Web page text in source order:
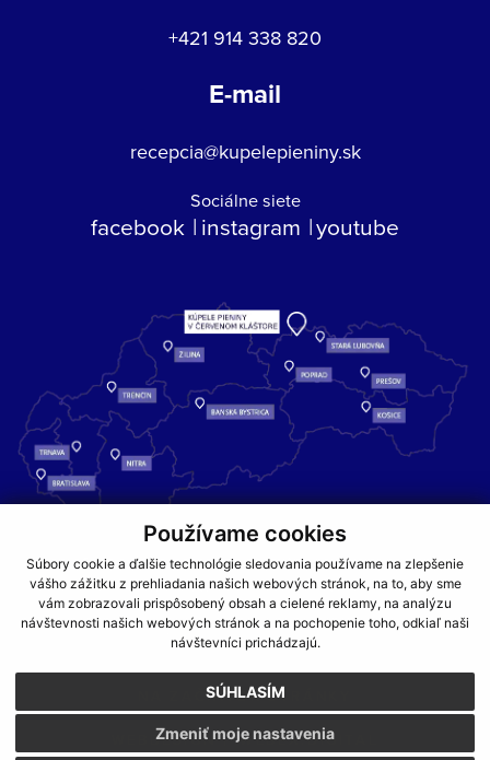
Používame cookies
Súbory cookie a ďalšie technológie sledovania používame na zlepšenie
vášho zážitku z prehliadania našich webových stránok, na to, aby sme
vám zobrazovali prispôsobený obsah a cielené reklamy, na analýzu
návštevnosti našich webových stránok a na pochopenie toho, odkiaľ naši
návštevníci prichádzajú.
SÚHLASÍM
Zmeniť moje nastavenia
+421 914 338 820
E-mail
recepcia@kupelepieniny.sk
Sociálne siete
facebook instagram youtube
Kúpele Pieniny – miesto, kde sa príroda stretáva s liečivou silou
vody a oddychom pre telo aj dušu.
GDPR COOKIES PARTNERI
JEDÁLNY LÍSTOK
CENNÍKY
NA ZAČIATOK STRÁNKY
WEBDESIGN WEBEX.DIGITAL